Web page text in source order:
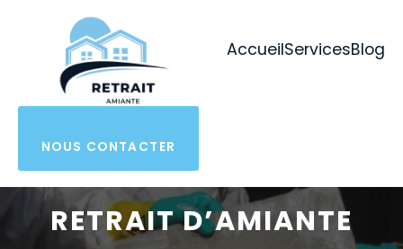
AccueilServicesBlog
NOUS CONTACTER
RETRAIT D’AMIANTE